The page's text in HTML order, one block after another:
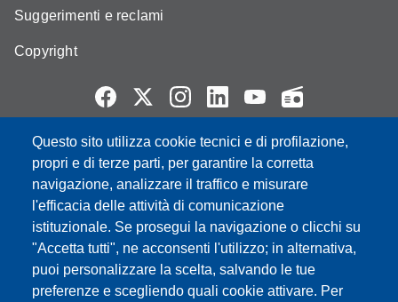
Questo sito utilizza cookie tecnici e di profilazione,
propri e di terze parti, per garantire la corretta
navigazione, analizzare il traffico e misurare
l'efficacia delle attività di comunicazione
istituzionale. Se prosegui la navigazione o clicchi su
"Accetta tutti", ne acconsenti l'utilizzo; in alternativa,
puoi personalizzare la scelta, salvando le tue
preferenze e scegliendo quali cookie attivare. Per
Suggerimenti e reclami
Copyright
Partita IVA: 00427620364
e-mail: urp@unimore.it
PEC: primo contatto: urp@pec.unimore.it
Indirizzo ReGIndE per notifica Atti Processuali:
direzionelegale@pec.unimore.it
Sede di Modena: Via Università 4, 41121 Modena, Tel. 059
2056511 - Fax 059 245156